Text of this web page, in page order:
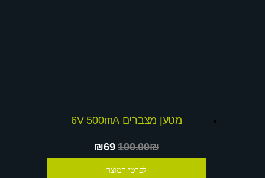
מטען מצברים 6V 500mA
₪69100.00₪
לפרטי המוצר